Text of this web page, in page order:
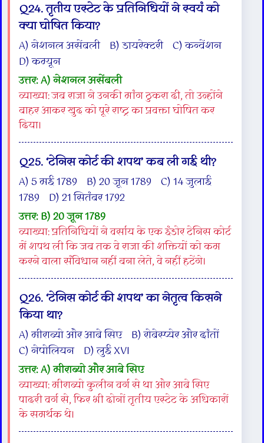
Q24. तृतीय एस्टेट के प्रतिनिधियों ने स्वयं को
क्या घोषित किया?
A) नेशनल असेंबली B) डायरेक्टरी C) कन्वेंशन
D) कम्यून
उत्तर: A) नेशनल असेंबली
व्याख्या: जब राजा ने उनकी मांग ठुकरा दी, तो उन्होंने
बाहर आकर खुद को पूरे राष्ट्र का प्रवक्ता घोषित कर
दिया।
Q25. ‘टेनिस कोर्ट की शपथ’ कब ली गई थी?
A) 5 मई 1789 B) 20 जून 1789 C) 14 जुलाई
1789 D) 21 सितंबर 1792
उत्तर: B) 20 जून 1789
व्याख्या: प्रतिनिधियों ने वर्साय के एक इंडोर टेनिस कोर्ट
में शपथ ली कि जब तक वे राजा की शक्तियों को कम
करने वाला संविधान नहीं बना लेते, वे नहीं हटेंगे।
Q26. ‘टेनिस कोर्ट की शपथ’ का नेतृत्व किसने
किया था?
A) मीराब्यो और आबे सिए B) रोबेस्प्येर और दांतों
C) नेपोलियन D) लुई XVI
उत्तर: A) मीराब्यो और आबे सिए
व्याख्या: मीराब्यो कुलीन वर्ग से था और आबे सिए
पादरी वर्ग से, फिर भी दोनों तृतीय एस्टेट के अधिकारों
के समर्थक थे।